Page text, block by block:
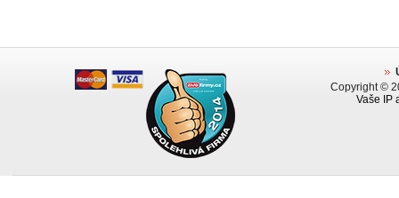
Copyright ©
Vaše IP